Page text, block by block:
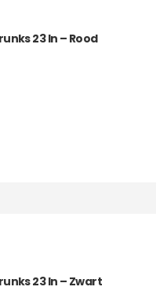
23 In – Rood
23 In – Zwart